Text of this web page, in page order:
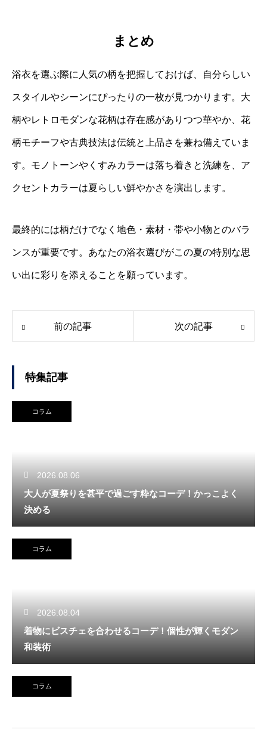
まとめ
浴衣を選ぶ際に人気の柄を把握しておけば、自分らしい
スタイルやシーンにぴったりの一枚が見つかります。大
柄やレトロモダンな花柄は存在感がありつつ華やか、花
柄モチーフや古典技法は伝統と上品さを兼ね備えていま
す。モノトーンやくすみカラーは落ち着きと洗練を、ア
クセントカラーは夏らしい鮮やかさを演出します。
最終的には柄だけでなく地色・素材・帯や小物とのバラ
ンスが重要です。あなたの浴衣選びがこの夏の特別な思
い出に彩りを添えることを願っています。
前の記事 次の記事
特集記事
コラム
2026.08.06
大人が夏祭りを甚平で過ごす粋なコーデ！かっこよく
決める
コラム
2026.08.04
着物にビスチェを合わせるコーデ！個性が輝くモダン
和装術
コラム